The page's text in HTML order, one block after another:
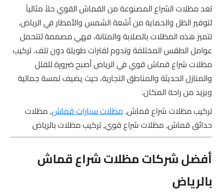
تعد مظلات الشراع المصنوعة من القماش القوي حلاً مثالياً
لتوفير الظل والحماية من أشعة الشمس والأمطار في الرياض.
تتميز هذه المظلات بالصلابة والمتانة، فهي مصممة لتتحمل
عوامل الطقس المختلفة وتدوم لفترات طويلة دون تلف. تركيب
مظلات شراع قماش قوي في الرياض أصبح ضرورة للفلل
والمنازل الحديثة والمناطق التجارية، حيث يضيف لمسة جمالية
ويزيد من راحة المكان.
تركيب مظلات شراع قماش,مظلات سيارات قماش, مظلات
حدائق قماش, مظلات شراع قوي, تركيب مظلات بالرياض
أفضل شركات مظلات شراع قماش
بالرياض